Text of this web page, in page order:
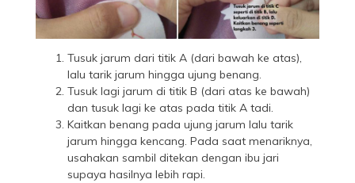
Tusuk jarum dari titik A (dari bawah ke atas),
lalu tarik jarum hingga ujung benang.
Tusuk lagi jarum di titik B (dari atas ke bawah)
dan tusuk lagi ke atas pada titik A tadi.
Kaitkan benang pada ujung jarum lalu tarik
jarum hingga kencang. Pada saat menariknya,
usahakan sambil ditekan dengan ibu jari
supaya hasilnya lebih rapi.